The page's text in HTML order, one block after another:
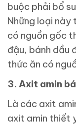
buộc phải bổ
Những loại
có nguồn gốc
đậu, bánh dầu
thức ăn có
3. Axit amin
Là các axit
axit amin thiết